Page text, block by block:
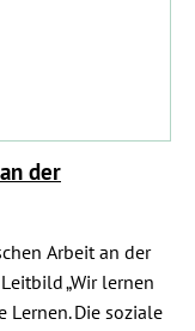
der
Arbeit an der
„Wir lernen
Lernen. Die soziale